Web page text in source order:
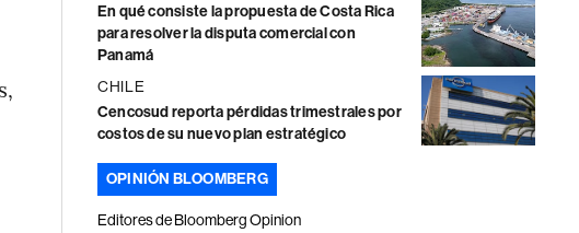
En qué consiste la propuesta de Costa Rica
para resolver la disputa comercial con
Panamá
CHILE
Cencosud reporta pérdidas trimestrales por
costos de su nuevo plan estratégico
OPINIÓN BLOOMBERG
Editores de Bloomberg Opinion